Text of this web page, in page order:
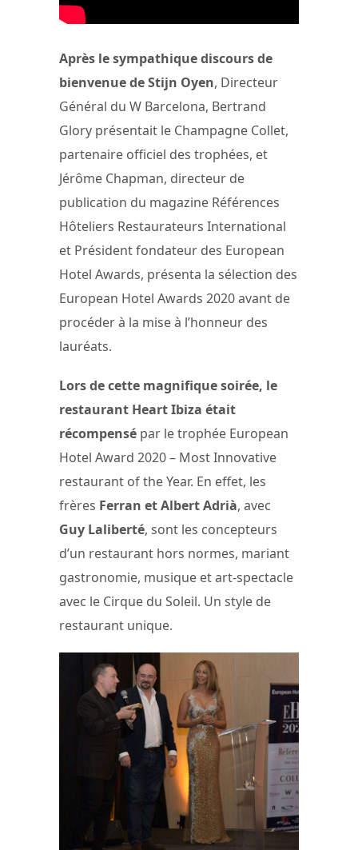
Après le sympathique discours de
bienvenue de Stijn Oyen, Directeur
Général du W Barcelona, Bertrand
Glory présentait le Champagne Collet,
partenaire officiel des trophées, et
Jérôme Chapman, directeur de
publication du magazine Références
Hôteliers Restaurateurs International
et Président fondateur des European
Hotel Awards, présenta la sélection des
European Hotel Awards 2020 avant de
procéder à la mise à l’honneur des
lauréats.
Lors de cette magnifique soirée, le
restaurant Heart Ibiza était
récompensé par le trophée European
Hotel Award 2020 – Most Innovative
restaurant of the Year. En effet, les
frères Ferran et Albert Adrià, avec
Guy Laliberté, sont les concepteurs
d’un restaurant hors normes, mariant
gastronomie, musique et art-spectacle
avec le Cirque du Soleil. Un style de
restaurant unique.